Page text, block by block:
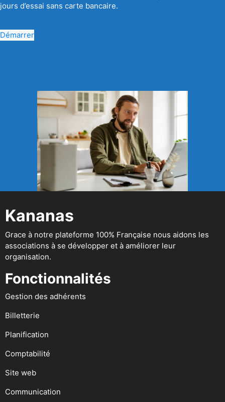
jours d’essai sans carte bancaire.
Démarrer
Kananas
Grace à notre plateforme 100% Française nous aidons les
associations à se développer et à améliorer leur
organisation.
Fonctionnalités
Gestion des adhérents
Billetterie
Planification
Comptabilité
Site web
Communication